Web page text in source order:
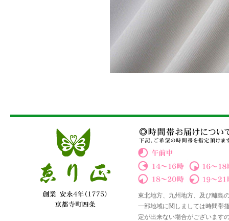
東北地方、九州地方、及び離島
一部地域に関しましては時間帯
定が出来ない場合がございます